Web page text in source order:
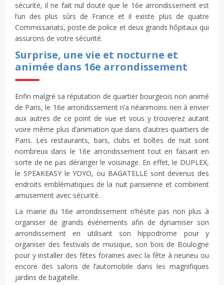
sécurité, il ne fait nul doute que le 16e arrondissement est
l’un des plus sûrs de France et il existe plus de quatre
Commissariats, poste de police et deux grands hôpitaux qui
assurons de votre sécurité.
Surprise, une vie et nocturne et
animée dans 16e arrondissement
Enfin malgré sa réputation de quartier bourgeois non animé
de Paris, le 16e arrondissement n’a néanmoins rien à envier
aux autres de ce point de vue et vous y trouverez autant
voire même plus d’animation que dans d’autres quartiers de
Paris. Les restaurants, bars, clubs et boîtes de nuit sont
nombreux dans le 16e arrondissement tout en faisant en
sorte de ne pas déranger le voisinage. En effet, le DUPLEX,
le SPEAKEASY le YOYO, ou BAGATELLE sont devenus des
endroits emblématiques de la nuit parisienne et combinent
amusement avec sécurité.
La mairie du 16e arrondissement n’hésite pas non plus à
organiser de grands événements afin de dynamiser son
arrondissement en utilisant son hippodrome pour y
organiser des festivals de musique, son bois de Boulogne
pour y installer des fêtes foraines avec la fête à neuneu ou
encore des salons de l’automobile dans les magnifiques
jardins de bagatelle.